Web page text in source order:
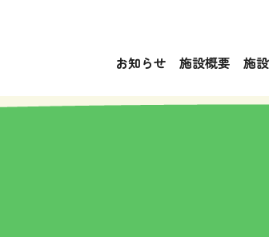
お知らせ
施設概要 施